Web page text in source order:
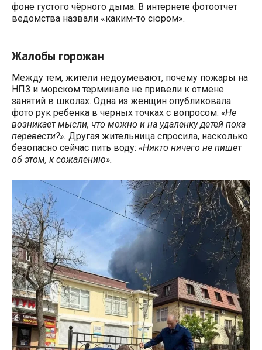
фоне густого чёрного дыма. В интернете фотоотчет
ведомства назвали «каким-то сюром».
Жалобы горожан
Между тем, жители недоумевают, почему пожары на
НПЗ и морском терминале не привели к отмене
занятий в школах. Одна из женщин опубликовала
фото рук ребенка в черных точках с вопросом: «Не
возникает мысли, что можно и на удаленку детей пока
перевести?». Другая жительница спросила, насколько
безопасно сейчас пить воду: «Никто ничего не пишет
об этом, к сожалению».